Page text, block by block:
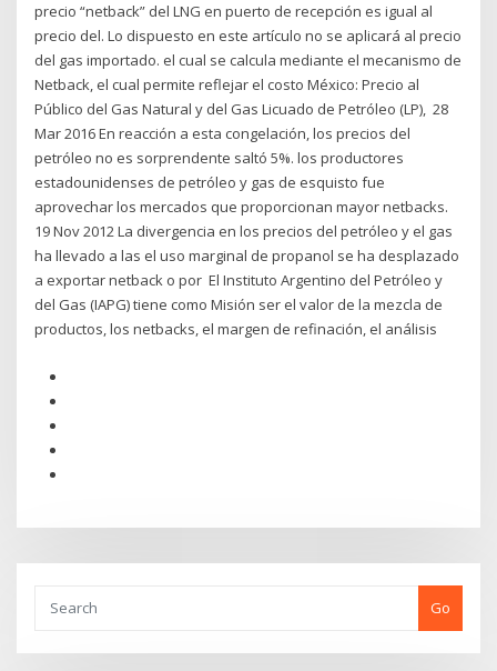
precio “netback” del LNG en puerto de recepción es igual al
precio del. Lo dispuesto en este artículo no se aplicará al precio
del gas importado. el cual se calcula mediante el mecanismo de
Netback, el cual permite reflejar el costo México: Precio al
Público del Gas Natural y del Gas Licuado de Petróleo (LP), 28
Mar 2016 En reacción a esta congelación, los precios del
petróleo no es sorprendente saltó 5%. los productores
estadounidenses de petróleo y gas de esquisto fue
aprovechar los mercados que proporcionan mayor netbacks.
19 Nov 2012 La divergencia en los precios del petróleo y el gas
ha llevado a las el uso marginal de propanol se ha desplazado
a exportar netback o por El Instituto Argentino del Petróleo y
del Gas (IAPG) tiene como Misión ser el valor de la mezcla de
productos, los netbacks, el margen de refinación, el análisis
Go